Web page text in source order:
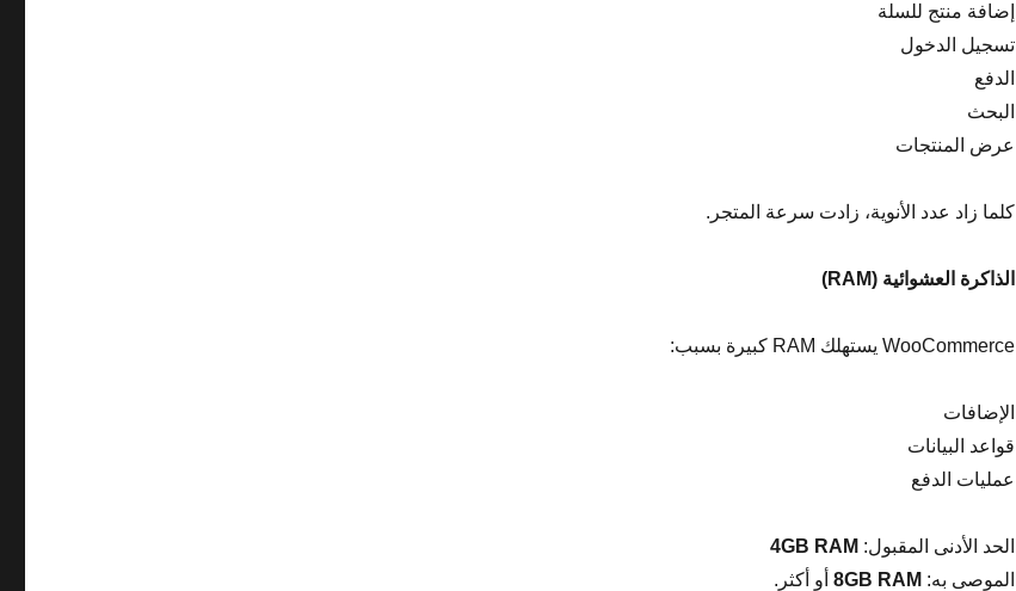
إضافة منتج للسلة
تسجيل الدخول
الدفع
البحث
عرض المنتجات
كلما زاد عدد الأنوية، زادت سرعة المتجر.
الذاكرة العشوائية (RAM)
WooCommerce يستهلك RAM كبيرة بسبب:
الإضافات
قواعد البيانات
عمليات الدفع
الحد الأدنى المقبول: 4GB RAM
الموصى به: 8GB RAM أو أكثر.